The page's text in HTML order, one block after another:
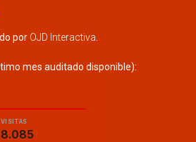
por OJD Interactiva
mes auditado disponible):